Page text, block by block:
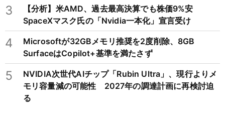
3
【分析】米AMD、過去最高決算でも株価9%安
SpaceXマスク氏の「Nvidia一本化」宣言受け
4
Microsoftが32GBメモリ推奨を2度削除、8GB
SurfaceはCopilot+基準を満たさず
5
NVIDIA次世代AIチップ「Rubin Ultra」、現行よりメ
モリ容量減の可能性 2027年の調達計画に再検討迫
る